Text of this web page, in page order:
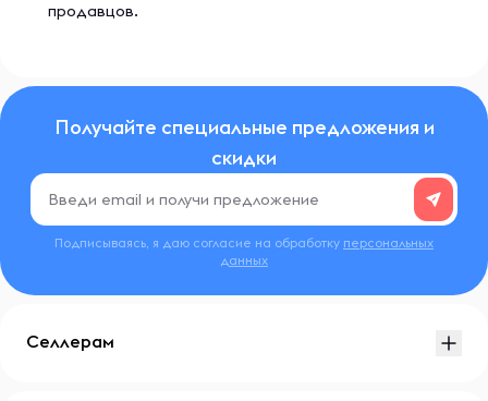
продавцов.
Получайте специальные предложения и
скидки
Подписываясь, я даю согласие на обработку персональных
данных
Селлерам